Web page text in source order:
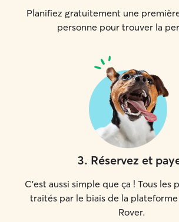
Planifiez gratuitement une
personne pour trouver la
3. Réservez et
C'est aussi simple que ça ! Tous les
traités par le biais de la
Rover.